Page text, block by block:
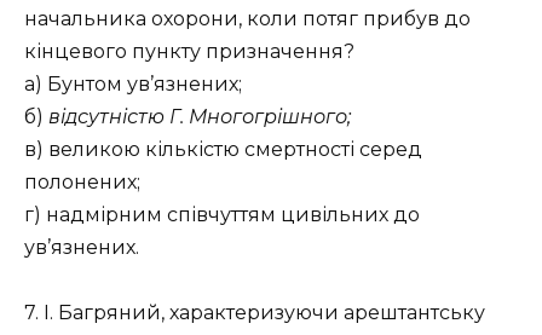
начальника охорони, коли потяг прибув до
кінцевого пункту призначення?
а) Бунтом ув’язнених;
б) відсутністю Г. Многогрішного;
в) великою кількістю смертності серед
полонених;
г) надмірним співчуттям цивільних до
ув’язнених.
7. І. Багряний, характеризуючи арештантську